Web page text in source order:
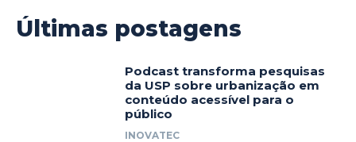
Últimas postagens
Podcast transforma pesquisas
da USP sobre urbanização em
conteúdo acessível para o
público
INOVATEC